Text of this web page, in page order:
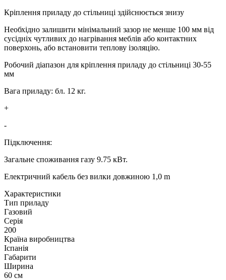
Кріплення приладу до стільниці здійснюється знизу
Необхідно залишити мінімальний зазор не менше 100 мм від
сусідніх чутливих до нагрівання меблів або контактних
поверхонь, або встановити теплову ізоляцію.
Робочий діапазон для кріплення приладу до стільниці 30-55
мм
Вага приладу: бл. 12 кг.
+
-
Підключення:
Загальне споживання газу 9.75 кВт.
Електричний кабель без вилки довжиною 1,0 m
Xарактеристики
Тип приладу
Газовий
Серія
200
Країна виробництва
Іспанія
Габарити
Ширина
60 см